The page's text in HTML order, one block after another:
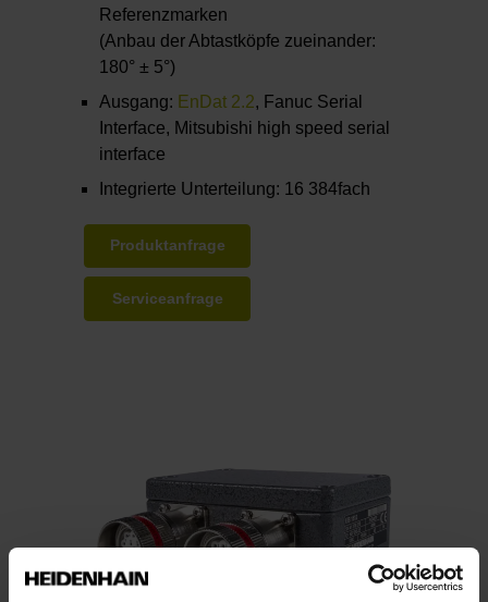
Referenzmarken
(Anbau der Abtastköpfe zueinander:
180° ± 5°)
Ausgang: EnDat 2.2, Fanuc Serial
Interface, Mitsubishi high speed serial
interface
Integrierte Unterteilung: 16 384fach
Produktanfrage
Serviceanfrage